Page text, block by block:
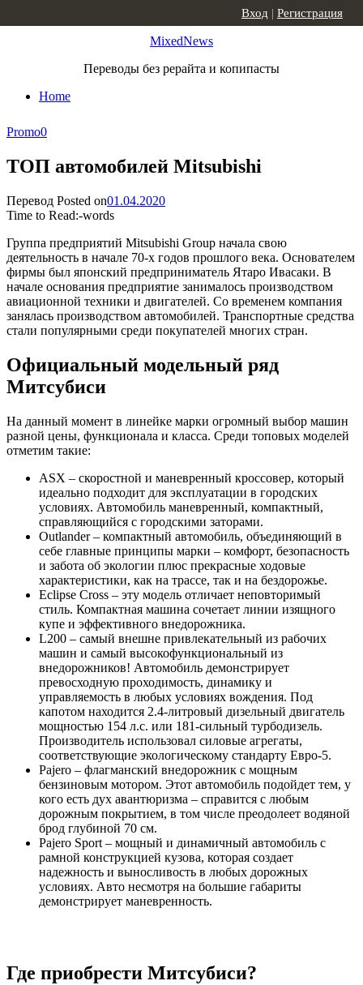
MixedNews
Переводы без рерайта и копипасты
Home
Вход | Регистрация
Promo0
ТОП автомобилей Mitsubishi
Перевод Posted on01.04.2020
Time to Read:-words
Группа предприятий Mitsubishi Group начала свою
деятельность в начале 70-х годов прошлого века. Основателем
фирмы был японский предприниматель Ятаро Ивасаки. В
начале основания предприятие занималось производством
авиационной техники и двигателей. Со временем компания
занялась производством автомобилей. Транспортные средства
стали популярными среди покупателей многих стран.
Официальный модельный ряд
Митсубиси
На данный момент в линейке марки огромный выбор машин
разной цены, функционала и класса. Среди топовых моделей
отметим такие:
ASX – скоростной и маневренный кроссовер, который
идеально подходит для эксплуатации в городских
условиях. Автомобиль маневренный, компактный,
справляющийся с городскими заторами.
Outlander – компактный автомобиль, объединяющий в
себе главные принципы марки – комфорт, безопасность
и забота об экологии плюс прекрасные ходовые
характеристики, как на трассе, так и на бездорожье.
Eclipse Cross – эту модель отличает неповторимый
стиль. Компактная машина сочетает линии изящного
купе и эффективного внедорожника.
L200 – самый внешне привлекательный из рабочих
машин и самый высокофункциональный из
внедорожников! Автомобиль демонстрирует
превосходную проходимость, динамику и
управляемость в любых условиях вождения. Под
капотом находится 2.4-литровый дизельный двигатель
мощностью 154 л.с. или 181-сильный турбодизель.
Производитель использовал силовые агрегаты,
соответствующие экологическому стандарту Евро-5.
Pajero – флагманский внедорожник с мощным
бензиновым мотором. Этот автомобиль подойдет тем, у
кого есть дух авантюризма – справится с любым
дорожным покрытием, в том числе преодолеет водяной
брод глубиной 70 см.
Pajero Sport – мощный и динамичный автомобиль с
рамной конструкцией кузова, которая создает
надежность и выносливость в любых дорожных
условиях. Авто несмотря на большие габариты
демонстрирует маневренность.
Где приобрести Митсубиси?